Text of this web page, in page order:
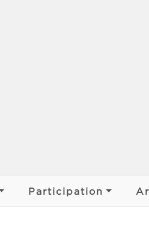
Participation